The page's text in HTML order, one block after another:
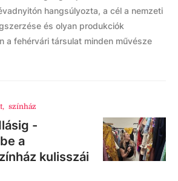
hangsúlyozta, a cél a nemzeti
és olyan produkciók
a fehérvári társulat minden művésze
, színház
-
a
kulisszái